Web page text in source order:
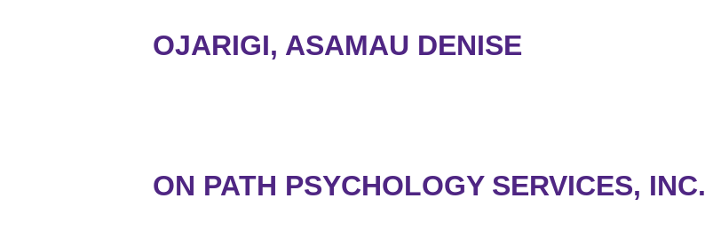
OJARIGI, ASAMAU DENISE
ON PATH PSYCHOLOGY SERVICES, INC.